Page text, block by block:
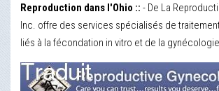
Reproduction dans l'Ohio :: - De La
Inc. offre des services spécialisés de
liés à la fécondation in vitro et de la